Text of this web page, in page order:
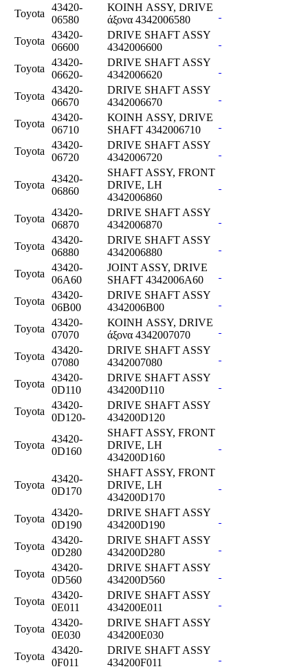
Toyota
43420-
06580
ΚΟΙΝΗ ASSY, DRIVE
άξονα 4342006580
Toyota
43420-
06600
DRIVE SHAFT ASSY
4342006600
Toyota
43420-
06620-
DRIVE SHAFT ASSY
4342006620
Toyota
43420-
06670
DRIVE SHAFT ASSY
4342006670
Toyota
43420-
06710
ΚΟΙΝΗ ASSY, DRIVE
SHAFT 4342006710
Toyota
43420-
06720
DRIVE SHAFT ASSY
4342006720
Toyota
43420-
06860
SHAFT ASSY, FRONT
DRIVE, LH
4342006860
Toyota
43420-
06870
DRIVE SHAFT ASSY
4342006870
Toyota
43420-
06880
DRIVE SHAFT ASSY
4342006880
Toyota
43420-
06A60
JOINT ASSY, DRIVE
SHAFT 4342006A60
Toyota
43420-
06B00
DRIVE SHAFT ASSY
4342006B00
Toyota
43420-
07070
ΚΟΙΝΗ ASSY, DRIVE
άξονα 4342007070
Toyota
43420-
07080
DRIVE SHAFT ASSY
4342007080
Toyota
43420-
0D110
DRIVE SHAFT ASSY
434200D110
Toyota
43420-
0D120-
DRIVE SHAFT ASSY
434200D120
Toyota
43420-
0D160
SHAFT ASSY, FRONT
DRIVE, LH
434200D160
Toyota
43420-
0D170
SHAFT ASSY, FRONT
DRIVE, LH
434200D170
Toyota
43420-
0D190
DRIVE SHAFT ASSY
434200D190
Toyota
43420-
0D280
DRIVE SHAFT ASSY
434200D280
Toyota
43420-
0D560
DRIVE SHAFT ASSY
434200D560
Toyota
43420-
0E011
DRIVE SHAFT ASSY
434200E011
Toyota
43420-
0E030
DRIVE SHAFT ASSY
434200E030
Toyota
43420-
0F011
DRIVE SHAFT ASSY
434200F011